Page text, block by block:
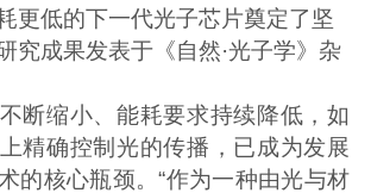
更低的下一代光子芯片奠定了坚
究成果发表于《自然·光子学》杂
断缩小、能耗要求持续降低，如
精确控制光的传播，已成为发展
的核心瓶颈。“作为一种由光与材